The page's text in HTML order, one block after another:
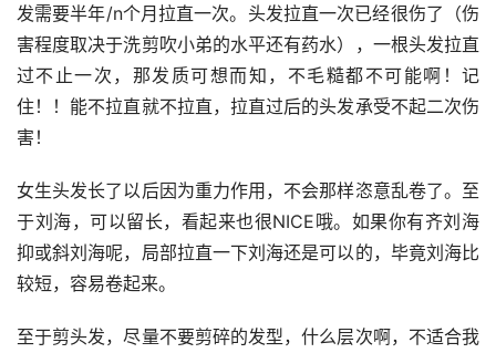
发需要半年/n个月拉直一次。头发拉直一次已经很伤了（伤
害程度取决于洗剪吹小弟的水平还有药水），一根头发拉直
过不止一次，那发质可想而知，不毛糙都不可能啊！记
住！！能不拉直就不拉直，拉直过后的头发承受不起二次伤
害！
女生头发长了以后因为重力作用，不会那样恣意乱卷了。至
于刘海，可以留长，看起来也很NICE哦。如果你有齐刘海
抑或斜刘海呢，局部拉直一下刘海还是可以的，毕竟刘海比
较短，容易卷起来。
至于剪头发，尽量不要剪碎的发型，什么层次啊，不适合我